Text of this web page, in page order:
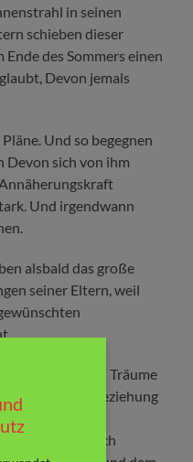
in seinen
schieben dieser
Ende des Sommers einen
Devon jemals
Und so begegnen
Devon sich von ihm
Und irgendwann
alsbald das große
seiner Eltern, weil
ihre Ziele und Träume
in einer Beziehung
des Partners
In der sie sich